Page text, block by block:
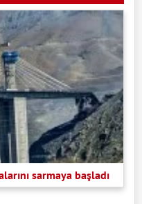
sarmaya başladı